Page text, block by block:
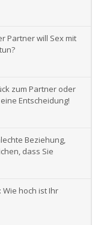
Partner will Sex mit
zum Partner oder
Entscheidung!
Beziehung,
dass Sie
: Wie hoch ist Ihr